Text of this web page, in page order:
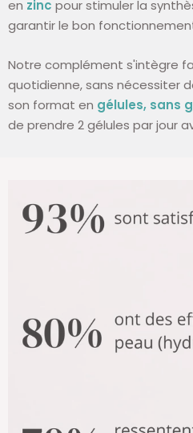
en zinc pour stimuler la
garantir le bon
Notre complément s'intègre
quotidienne, sans nécessiter
son format en gélules, sans
de prendre 2 gélules par jour